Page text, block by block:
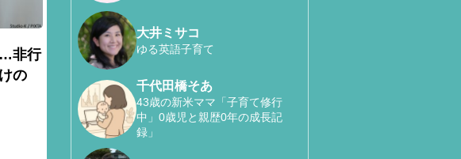
…非行
の
大井ミサコ
ゆる英語子育て
千代田橋そあ
43歳の新米ママ「子育て修行
中」0歳児と親歴0年の成長記
録」